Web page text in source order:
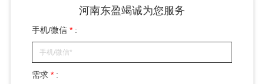
河南东盈竭诚为您服务
手机/微信* :
需求* :